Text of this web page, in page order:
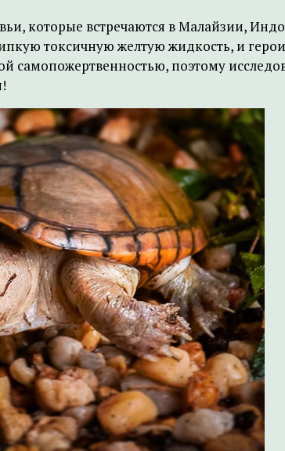
которые встречаются в Малайзии,
токсичную желтую жидкость, и
самопожертвенностью, поэтому